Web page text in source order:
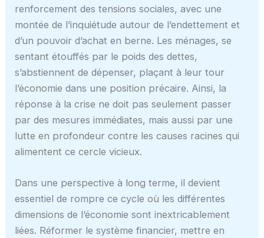
renforcement des tensions sociales, avec une
montée de l’inquiétude autour de l’endettement et
d’un pouvoir d’achat en berne. Les ménages, se
sentant étouffés par le poids des dettes,
s’abstiennent de dépenser, plaçant à leur tour
l’économie dans une position précaire. Ainsi, la
réponse à la crise ne doit pas seulement passer
par des mesures immédiates, mais aussi par une
lutte en profondeur contre les causes racines qui
alimentent ce cercle vicieux.
Dans une perspective à long terme, il devient
essentiel de rompre ce cycle où les différentes
dimensions de l’économie sont inextricablement
liées. Réformer le système financier, mettre en